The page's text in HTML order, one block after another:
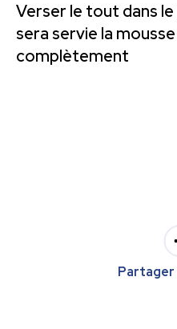
Verser le tout dans
sera servie la
complètement